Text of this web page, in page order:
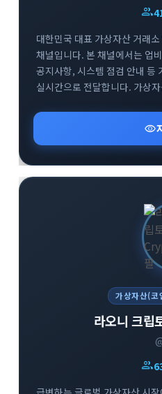
group
대한민국 대표 가상자산 거래
채널입니다. 본 채널에서는 업
공지사항, 시스템 점검 안내 등
실시간으로 전달합니다. 가상
안전하고 현명한 거래를 돕기
visibility
가상자산(코
라오니 크
group